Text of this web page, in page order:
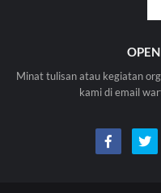
Minat tulisan atau kegiatan
kami di email